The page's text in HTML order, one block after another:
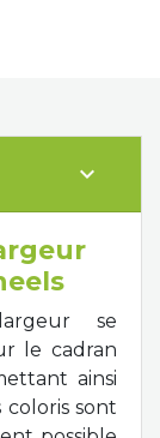
expand_more
se
le cadran
ainsi
sont